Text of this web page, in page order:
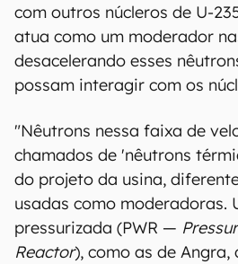
com outros núcleros de U-
atua como um moderador
desacelerando esses
possam interagir com os
"Nêutrons nessa faixa de
chamados de 'nêutrons
do projeto da usina,
usadas como moderadoras.
pressurizada (PWR —
Reactor), como as de